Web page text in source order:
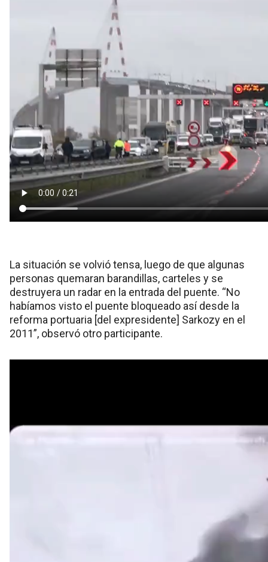
La situación se volvió tensa, luego de que algunas
personas quemaran barandillas, carteles y se
destruyera un radar en la entrada del puente. “No
habíamos visto el puente bloqueado así desde la
reforma portuaria [del expresidente] Sarkozy en el
2011”, observó otro participante.